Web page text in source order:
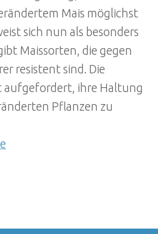
Mais möglichst
sich nun als besonders
Maissorten, die gegen
resistent sind. Die
aufgefordert, ihre Haltung
Pflanzen zu